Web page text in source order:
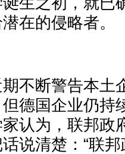
在的侵略者。
不断警告本土
德国企业仍持
认为，联邦政
说清楚：“联